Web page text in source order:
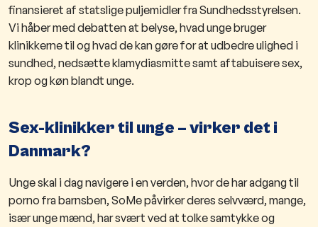
finansieret af statslige puljemidler fra Sundhedsstyrelsen.
Vi håber med debatten at belyse, hvad unge bruger
klinikkerne til og hvad de kan gøre for at udbedre ulighed i
sundhed, nedsætte klamydiasmitte samt aftabuisere sex,
krop og køn blandt unge.
Sex-klinikker til unge – virker det i
Danmark?
Unge skal i dag navigere i en verden, hvor de har adgang til
porno fra barnsben, SoMe påvirker deres selvværd, mange,
især unge mænd, har svært ved at tolke samtykke og